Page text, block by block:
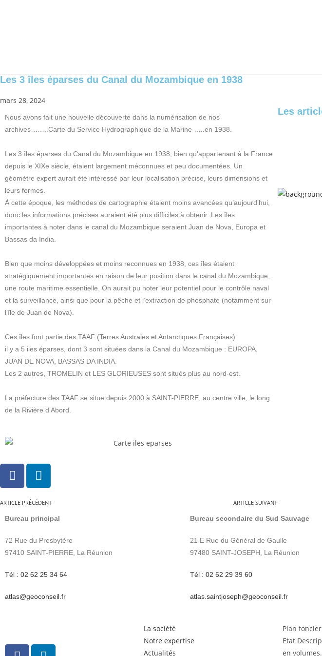
Les 3 îles éparses du Canal du Mozambique en 1938
mars 28, 2024
Nous avons fait une nouvelle découverte dans la numérisation de nos
archives……..Carte du Service Hydrographique de la Marine …..en 1938.
Les 3 îles éparses du Canal du Mozambique en 1938, bien qu’appartenant à la France
depuis le XIXe siècle, étaient largement méconnues et peu documentées. Un
géomètre expert aurait été intéressé par leur localisation précise, leurs dimensions et
leurs formes.
À cette époque, les méthodes de cartographie étaient moins avancées qu’aujourd’hui,
donc les informations précises auraient été plus difficiles à obtenir. Les îles
importantes à noter dans le canal du Mozambique seraient Juan de Nova, Europa et
Bassas da India.
Bien que moins développées et moins reconnues en 1938, ces îles étaient
stratégiquement importantes en raison de leur position dans le canal du Mozambique,
une route maritime essentielle. On aurait pu noter leur potentiel pour le contrôle naval
et la surveillance, ainsi que pour la pêche et l’extraction de phosphate (notamment sur
l’île de Juan de Nova).
Ces îles font partie des TAAF (Terres Australes et Antarctiques Françaises)
il y a 5 iles éparses, dont 3 sont situées dans la Canal du Mozambique : EUROPA,
JUAN DE NOVA, BASSAS DA INDIA.
Les 2 autres, TROMELIN et LES GLORIEUSES sont situés plus au nord-est.
La préfecture des TAAF se situe depuis 2000 à SAINT-PIERRE, au centre ville, le long
de la Rivière d’Abord.
ARTICLE PRÉCÉDENT ARTICLE SUIVANT
Les
Bureau principal
72 Rue du Presbytère
97410 SAINT-PIERRE, La Réunion
Tél : 02 62 25 34 64
atlas@geoconseil.fr
Bureau secondaire du Sud Sauvage
21 E Rue du Général de Gaulle
97480 SAINT-JOSEPH, La Réunion
Tél : 02 62 29 39 60
atlas.saintjoseph@geoconseil.fr
La société
Notre expertise
Actualités
Plan
Etat
en